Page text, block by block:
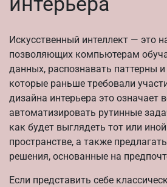
Искусственный интеллект — это
позволяющих компьютерам
данных, распознавать паттерны
которые раньше требовали
дизайна интерьера это означает
автоматизировать рутинные
как будет выглядеть тот или
пространстве, а также
решения, основанные на
Если представить себе